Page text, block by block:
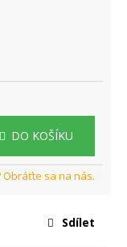
DO KOŠÍKU
Sdílet